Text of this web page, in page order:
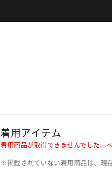
着用アイテム
着用商品が取得できませんでした。
※掲載されていない着用商品は、現